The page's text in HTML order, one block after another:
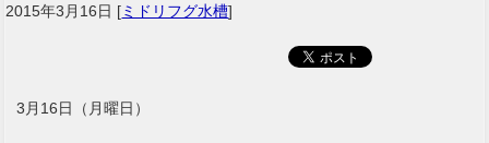
2015年3月16日 [ミドリフグ水槽]
3月16日（月曜日）